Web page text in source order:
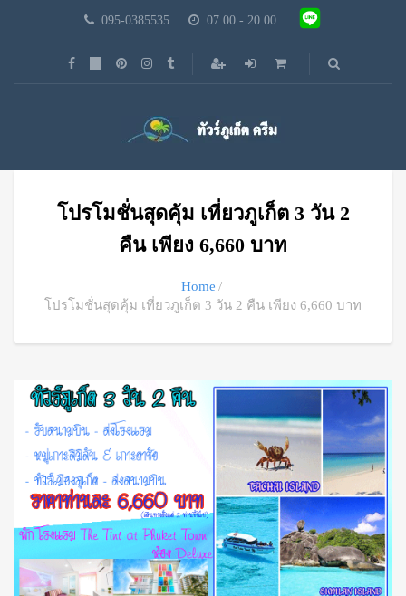
095-0385535 07.00 - 20.00
โปรโมชั่นสุดคุ้ม เที่ยวภูเก็ต 3 วัน 2
คืน เพียง 6,660 บาท
Home
โปรโมชั่นสุดคุ้ม เที่ยวภูเก็ต 3 วัน 2 คืน เพียง 6,660 บาท